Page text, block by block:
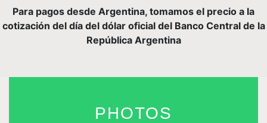
Para pagos desde Argentina, tomamos el precio a la
cotización del día del dólar oficial del Banco Central de la
República Argentina
PHOTOS